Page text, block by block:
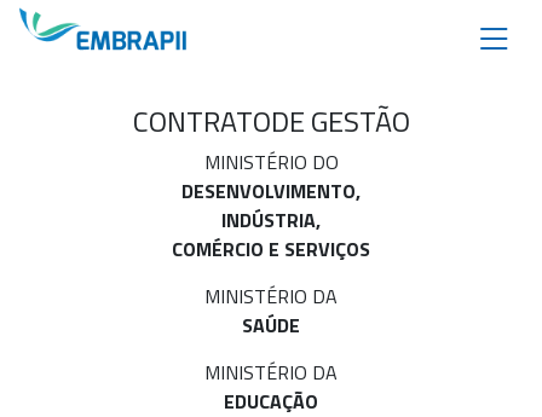
CONTRATODE GESTÃO
MINISTÉRIO DO
DESENVOLVIMENTO,
INDÚSTRIA,
COMÉRCIO E SERVIÇOS
MINISTÉRIO DA
SAÚDE
MINISTÉRIO DA
EDUCAÇÃO